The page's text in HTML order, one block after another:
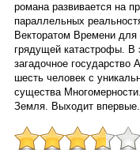
романа развивается на
параллельных
Векторатом Времени
грядущей катастрофы. В
загадочное государство
шесть человек с
существа
Земля. Выходит